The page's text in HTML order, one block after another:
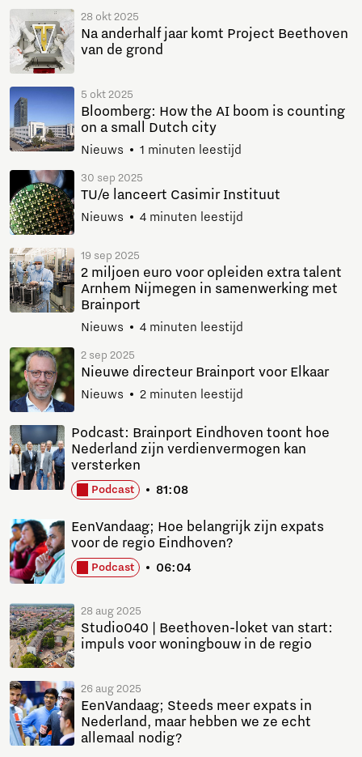
28 okt 2025
Na anderhalf jaar komt Project Beethoven
van de grond
5 okt 2025
Bloomberg: How the AI boom is counting
on a small Dutch city
Nieuws 1 minuten leestijd
30 sep 2025
TU/e lanceert Casimir Instituut
Nieuws 4 minuten leestijd
19 sep 2025
2 miljoen euro voor opleiden extra talent
Arnhem Nijmegen in samenwerking met
Brainport
Nieuws 4 minuten leestijd
2 sep 2025
Nieuwe directeur Brainport voor Elkaar
Nieuws 2 minuten leestijd
Podcast 81:08
Podcast: Brainport Eindhoven toont hoe
Nederland zijn verdienvermogen kan
versterken
Podcast 06:04
EenVandaag; Hoe belangrijk zijn expats
voor de regio Eindhoven?
28 aug 2025
Studio040 | Beethoven-loket van start:
impuls voor woningbouw in de regio
26 aug 2025
EenVandaag; Steeds meer expats in
Nederland, maar hebben we ze echt
allemaal nodig?